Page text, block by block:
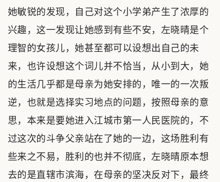
她敏锐的发现，自己对这个小学弟产生了浓厚的
兴趣，这一发现让她感到有些不安，左晓晴是个
理智的女孩儿，她甚至都可以设想出自己的未
来，也许设想这个词儿并不恰当，从小到大，她
的生活几乎都是母亲为她安排的，唯一的一次叛
逆，也就是选择实习地点的问题，按照母亲的意
思，本来是要她进入江城市第一人民医院的，不
过这次的斗争父亲站在了她的一边，这场胜利有
些来之不易，胜利的也并不彻底，左晓晴原本想
去的是直辖市滨海，在母亲的坚决反对下，最终